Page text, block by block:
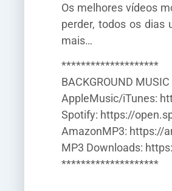
Os melhores vídeos
perder, todos os dias
mais…
********************
BACKGROUND
AppleMusic/iTunes:
Spotify: https://
AmazonMP3: https://
MP3 Downloads:
********************